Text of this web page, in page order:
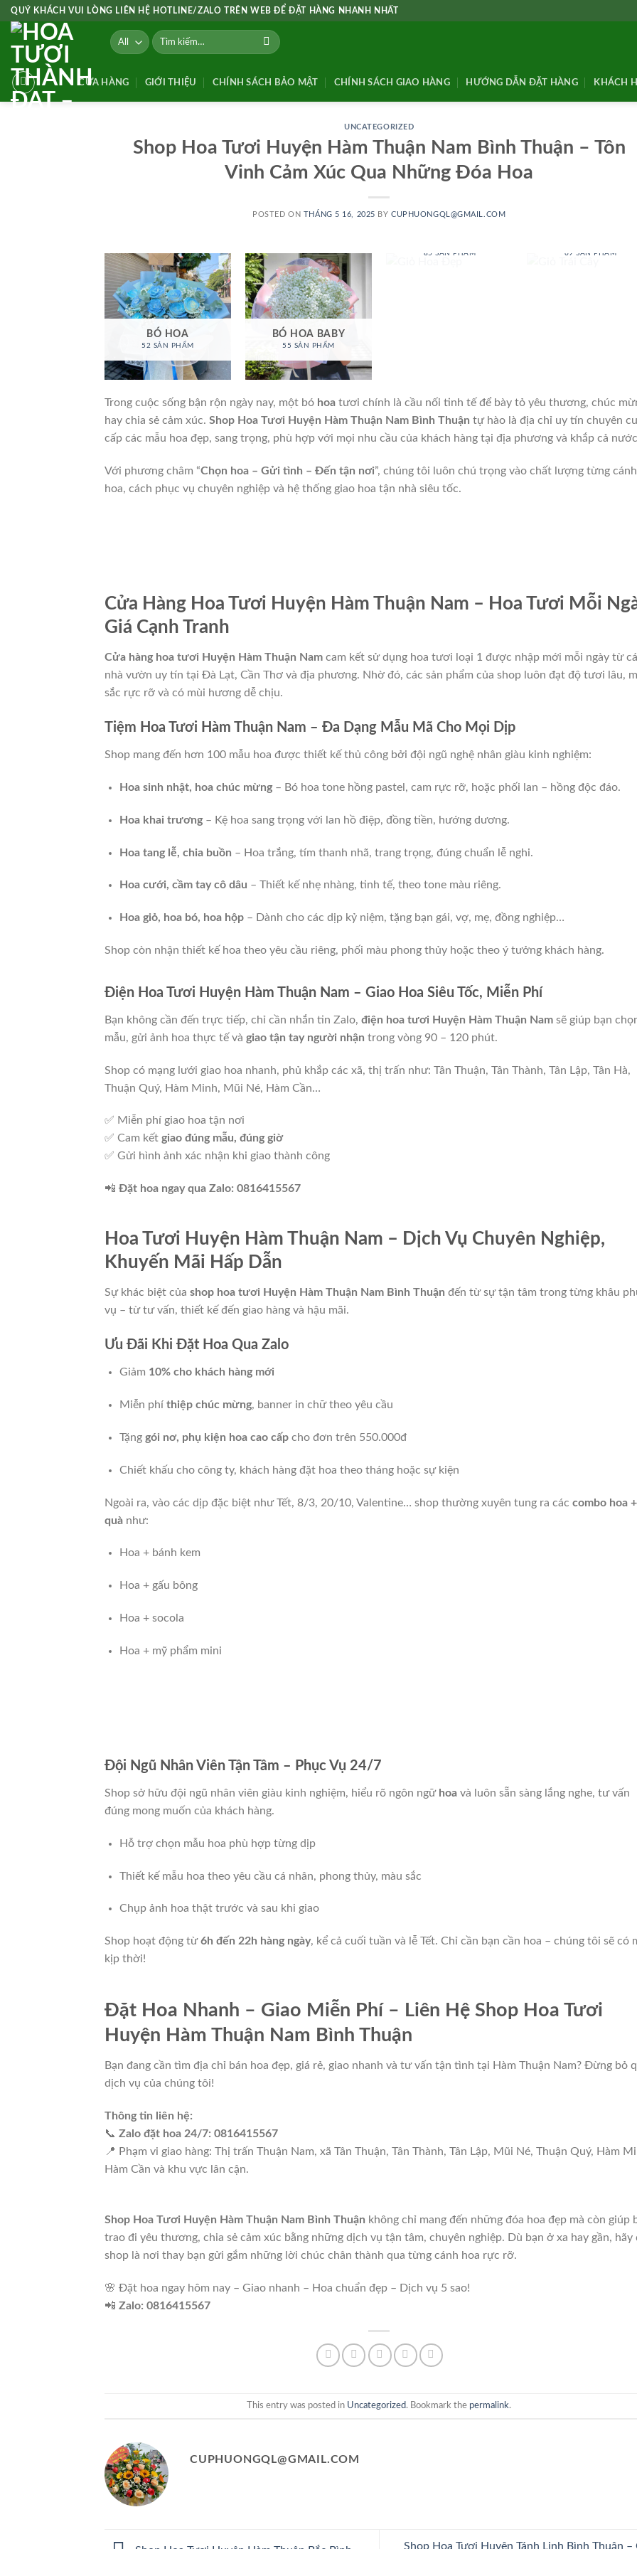
Skip
content
QUÝ KHÁCH VUI LÒNG LIÊN HỆ HOTLINE/ZALO TRÊN WEB ĐỂ ĐẶT HÀNG NHANH NHẤT
Tìm
kiếm:
CỬA HÀNG GIỚI THIỆU CHÍNH SÁCH BẢO MẬT CHÍNH SÁCH GIAO HÀNG HƯỚNG DẪN ĐẶT HÀNG KHÁCH
UNCATEGORIZED
Shop Hoa Tươi Huyện Hàm Thuận Nam Bình Thuận – Tôn
Vinh Cảm Xúc Qua Những Đóa Hoa
POSTED ON THÁNG 5 16, 2025 BYCUPHUONGQL@GMAIL.COM
BÓ HOA
52 SẢN PHẨM
BÓ HOA BABY
55 SẢN PHẨM
85 SẢN PHẨM 69 SẢN PHẨM
Trong cuộc sống bận rộn ngày nay, một bó hoa tươi chính là cầu nối tinh tế để bày tỏ yêu thương, chúc
hay chia sẻ cảm xúc. Shop Hoa Tươi Huyện Hàm Thuận Nam Bình Thuận tự hào là địa chỉ uy tín chuyên
cấp các mẫu hoa đẹp, sang trọng, phù hợp với mọi nhu cầu của khách hàng tại địa phương và khắp cả
Với phương châm “Chọn hoa – Gửi tình – Đến tận nơi”, chúng tôi luôn chú trọng vào chất lượng từng cánh
hoa, cách phục vụ chuyên nghiệp và hệ thống giao hoa tận nhà siêu tốc.
Cửa Hàng Hoa Tươi Huyện Hàm Thuận Nam – Hoa Tươi Mỗi
Giá Cạnh Tranh
Cửa hàng hoa tươi Huyện Hàm Thuận Nam cam kết sử dụng hoa tươi loại 1 được nhập mới mỗi ngày từ
nhà vườn uy tín tại Đà Lạt, Cần Thơ và địa phương. Nhờ đó, các sản phẩm của shop luôn đạt độ tươi lâu,
sắc rực rỡ và có mùi hương dễ chịu.
Tiệm Hoa Tươi Hàm Thuận Nam – Đa Dạng Mẫu Mã Cho Mọi Dịp
Shop mang đến hơn 100 mẫu hoa được thiết kế thủ công bởi đội ngũ nghệ nhân giàu kinh nghiệm:
Hoa sinh nhật, hoa chúc mừng– Bó hoa tone hồng pastel, cam rực rỡ, hoặc phối lan – hồng độc đáo.
Hoa khai trương– Kệ hoa sang trọng với lan hồ điệp, đồng tiền, hướng dương.
Hoa tang lễ, chia buồn – Hoa trắng, tím thanh nhã, trang trọng, đúng chuẩn lễ nghi.
Hoa cưới, cầm tay cô dâu – Thiết kế nhẹ nhàng, tinh tế, theo tone màu riêng.
Hoa giỏ, hoa bó, hoa hộp– Dành cho các dịp kỷ niệm, tặng bạn gái, vợ, mẹ, đồng nghiệp…
Shop còn nhận thiết kế hoa theo yêu cầu riêng, phối màu phong thủy hoặc theo ý tưởng khách hàng.
Điện Hoa Tươi Huyện Hàm Thuận Nam – Giao Hoa Siêu Tốc, Miễn Phí
Bạn không cần đến trực tiếp, chỉ cần nhắn tin Zalo, điện hoa tươi Huyện Hàm Thuận Nam sẽ giúp bạn
mẫu, gửi ảnh hoa thực tế và giao tận tay người nhận trong vòng 90 – 120 phút.
Shop có mạng lưới giao hoa nhanh, phủ khắp các xã, thị trấn như: Tân Thuận, Tân Thành, Tân Lập, Tân Hà,
Thuận Quý, Hàm Minh, Mũi Né, Hàm Cần…
✅ Miễn phí giao hoa tận nơi
✅ Cam kết giao đúng mẫu, đúng giờ
✅ Gửi hình ảnh xác nhận khi giao thành công
📲 Đặt hoa ngay qua Zalo: 0816415567
Hoa Tươi Huyện Hàm Thuận Nam – Dịch Vụ Chuyên Nghiệp,
Khuyến Mãi Hấp Dẫn
Sự khác biệt của shop hoa tươi Huyện Hàm Thuận Nam Bình Thuận đến từ sự tận tâm trong từng khâu
vụ – từ tư vấn, thiết kế đến giao hàng và hậu mãi.
Ưu Đãi Khi Đặt Hoa Qua Zalo
Giảm 10% cho khách hàng mới
Miễn phí thiệp chúc mừng, banner in chữ theo yêu cầu
Tặng gói nơ, phụ kiện hoa cao cấpcho đơn trên 550.000đ
Chiết khấu cho công ty, khách hàng đặt hoa theo tháng hoặc sự kiện
Ngoài ra, vào các dịp đặc biệt như Tết, 8/3, 20/10, Valentine… shop thường xuyên tung ra các combo hoa +
quà như:
Hoa + bánh kem
Hoa + gấu bông
Hoa + socola
Hoa + mỹ phẩm mini
Đội Ngũ Nhân Viên Tận Tâm – Phục Vụ 24/7
Shop sở hữu đội ngũ nhân viên giàu kinh nghiệm, hiểu rõ ngôn ngữ hoa và luôn sẵn sàng lắng nghe, tư vấn
đúng mong muốn của khách hàng.
Hỗ trợ chọn mẫu hoa phù hợp từng dịp
Thiết kế mẫu hoa theo yêu cầu cá nhân, phong thủy, màu sắc
Chụp ảnh hoa thật trước và sau khi giao
Shop hoạt động từ6h đến 22h hàng ngày, kể cả cuối tuần và lễ Tết. Chỉ cần bạn cần hoa – chúng tôi sẽ có
kịp thời!
Đặt Hoa Nhanh – Giao Miễn Phí – Liên Hệ Shop Hoa Tươi
Huyện Hàm Thuận Nam Bình Thuận
Bạn đang cần tìm địa chỉ bán hoa đẹp, giá rẻ, giao nhanh và tư vấn tận tình tại Hàm Thuận Nam? Đừng bỏ
dịch vụ của chúng tôi!
Thông tin liên hệ:
📞 Zalo đặt hoa 24/7: 0816415567
📍 Phạm vi giao hàng: Thị trấn Thuận Nam, xã Tân Thuận, Tân Thành, Tân Lập, Mũi Né, Thuận Quý, Hàm
Hàm Cần và khu vực lân cận.
Shop Hoa Tươi Huyện Hàm Thuận Nam Bình Thuận không chỉ mang đến những đóa hoa đẹp mà còn giúp
trao đi yêu thương, chia sẻ cảm xúc bằng những dịch vụ tận tâm, chuyên nghiệp. Dù bạn ở xa hay gần, hãy
shop là nơi thay bạn gửi gắm những lời chúc chân thành qua từng cánh hoa rực rỡ.
🌸 Đặt hoa ngay hôm nay – Giao nhanh – Hoa chuẩn đẹp – Dịch vụ 5 sao!
📲 Zalo: 0816415567
This entry was posted in Uncategorized. Bookmark the permalink.
CUPHUONGQL@GMAIL.COM
Shop Hoa Tươi Huyện Tánh Linh Bình Thuận –